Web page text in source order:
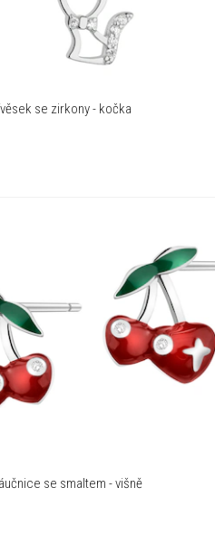
se zirkony - kočka
se smaltem - višně